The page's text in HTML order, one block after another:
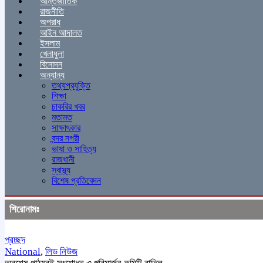
রাজনীতি
অপরাধ
আইন আদালত
ইসলাম
খেলাধুলা
বিনোদন
অন্যান্য
তথ্যপ্রযুক্তি
শিক্ষা
চাকরির খবর
মতামত
সাক্ষাৎকার
বন্দর নগরী
ভাষা ও সাহিত্য
রাজধানী
স্বাস্থ্য
বিশেষ প্রতিবেদন
শিরোনামঃ
প্রচ্ছদ
National, লিড নিউজ